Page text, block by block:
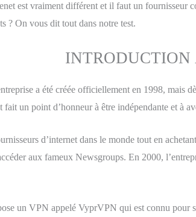
est vraiment différent et il faut un fournisseur
? On vous dit tout dans notre test.
INTRODUCTION
a été créée officiellement en 1998,
fait un point d’honneur à être indépendante et à
d’internet dans le monde tout en
aux fameux Newsgroups. En 2000,
un VPN appelé VyprVPN qui est connu